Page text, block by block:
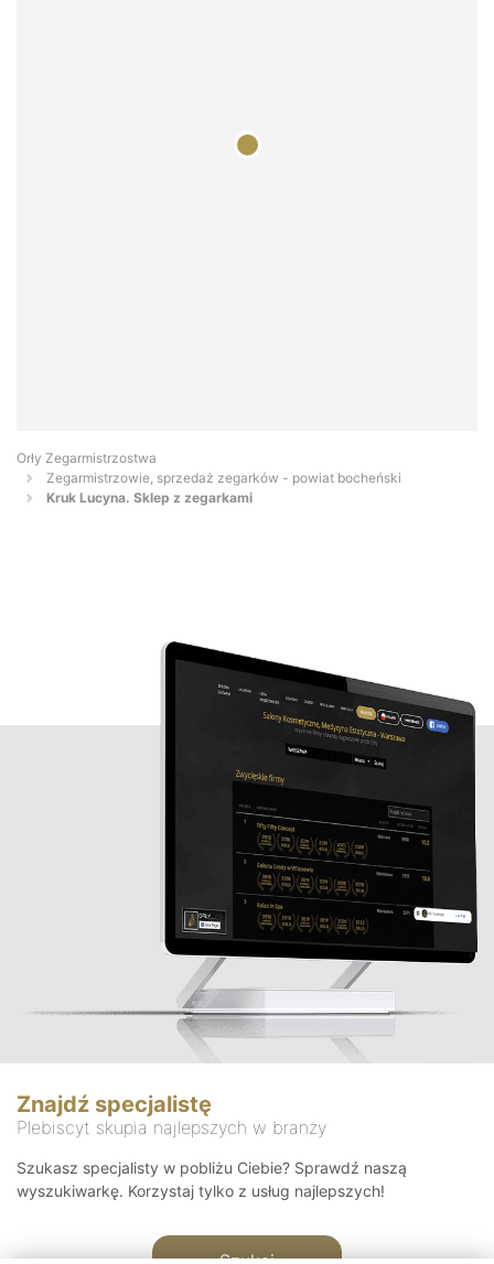
Orły Zegarmistrzostwa
Zegarmistrzowie, sprzedaż zegarków - powiat bocheński
Kruk Lucyna. Sklep z zegarkami
Znajdź specjalistę
Plebiscyt skupia najlepszych w branży
Szukasz specjalisty w pobliżu Ciebie? Sprawdź naszą
wyszukiwarkę. Korzystaj tylko z usług najlepszych!